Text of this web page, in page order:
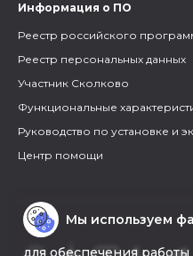
Информация о ПО
Реестр российского
Реестр персональных данных
Участник Сколково
Функциональные
Руководство по установке и
Центр помощи
Мы используем
для обеспечения работы